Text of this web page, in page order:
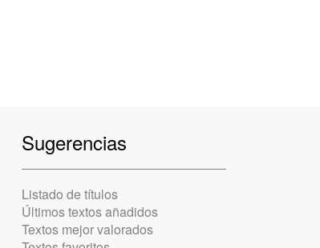
Sugerencias
Listado de títulos
Últimos textos añadidos
Textos mejor valorados